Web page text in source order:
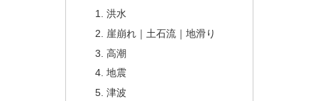
洪水
崖崩れ｜土石流｜地滑り
高潮
地震
津波